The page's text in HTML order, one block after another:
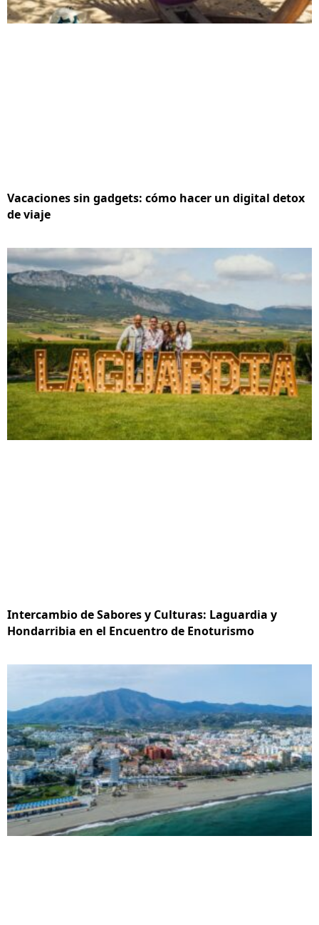
Vacaciones sin gadgets: cómo hacer un digital detox
de viaje
Intercambio de Sabores y Culturas: Laguardia y
Hondarribia en el Encuentro de Enoturismo